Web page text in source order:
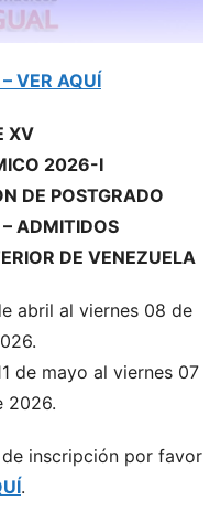
VER AQUÍ
XV
2026-I
DE POSTGRADO
– ADMITIDOS
DE VENEZUELA
abril al viernes 08 de
de mayo al viernes 07
2026.
inscripción por favor
.